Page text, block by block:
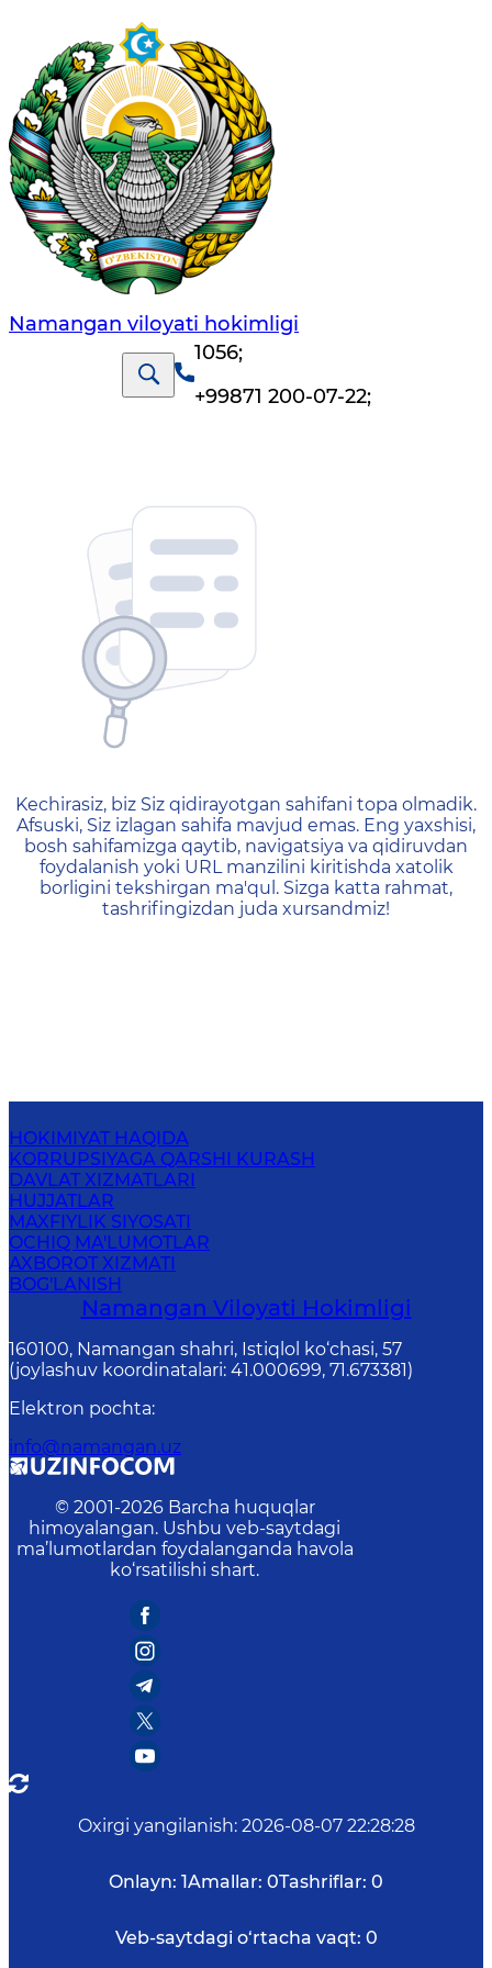
Namangan vilоyati hоkimligi
1056;
+99871 200-07-22;
404 — Страница не
Kechirasiz, biz Siz qidirayotgan sahifani topa olmadik.
Afsuski, Siz izlagan sahifa mavjud emas. Eng yaxshisi,
bosh sahifamizga qaytib, navigatsiya va qidiruvdan
foydalanish yoki URL manzilini kiritishda xatolik
borligini tekshirgan ma'qul. Sizga katta rahmat,
tashrifingizdan juda xursandmiz!
HOKIMIYAT HAQIDA
KORRUPSIYAGA QARSHI KURASH
DAVLAT XIZMATLARI
HUJJATLAR
MAXFIYLIK SIYOSATI
OCHIQ MA'LUMOTLAR
AXBOROT XIZMATI
BOG'LANISH
Namangan Vilоyati Hоkimligi
160100, Nаmаngаn shаhri, Istiqlol ko‘chаsi, 57
(joylashuv koordinatalari: 41.000699, 71.673381)
Elektron pochta:
info@namangan.uz
© 2001-2026 Barcha huquqlar
himoyalangan. Ushbu veb-saytdagi
ma’lumotlardan foydalanganda havola
ko‘rsatilishi shart.
Oxirgi yangilanish: 2026-08-07 22:28:28
Onlayn: 1Amallar: 0Tashriflar: 0
Veb-saytdagi o‘rtacha vaqt: 0